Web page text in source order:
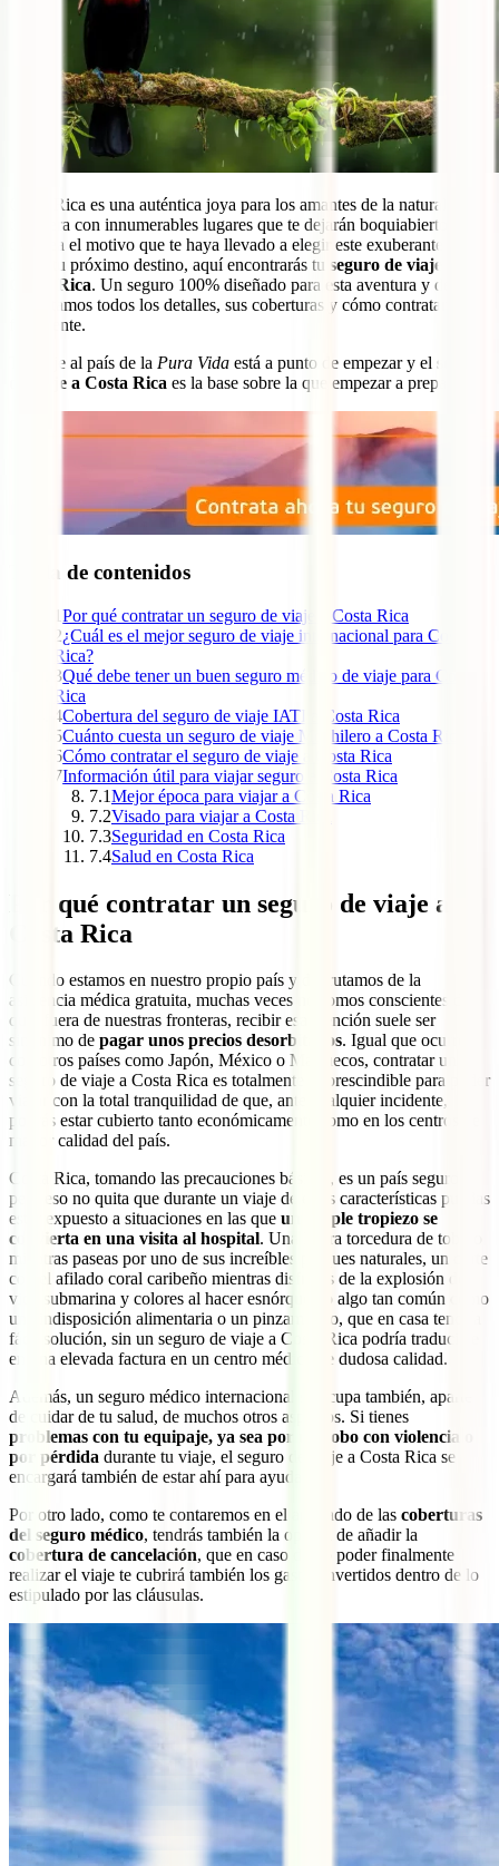
Costa Rica es una auténtica joya para los amantes de la naturaleza y
te espera con innumerables lugares que te dejarán boquiabierto. Sea
cual sea el motivo que te haya llevado a elegir este exuberante país
como tu próximo destino, aquí encontrarás tu seguro de viaje a
Costa Rica. Un seguro 100% diseñado para esta aventura y del que
te contamos todos los detalles, sus coberturas y cómo contratarlo
fácilmente.
Tu viaje al país de la Pura Vida está a punto de empezar y el seguro
de viaje a Costa Rica es la base sobre la que empezar a prepararlo.
Tabla de contenidos
Por qué contratar un seguro de viaje a Costa Rica
2¿Cuál es el mejor seguro de viaje internacional para Costa
Rica?
3Qué debe tener un buen seguro médico de viaje para Costa
Rica
4Cobertura del seguro de viaje IATI a Costa Rica
5Cuánto cuesta un seguro de viaje Mochilero a Costa Rica
6Cómo contratar el seguro de viaje a Costa Rica
7Información útil para viajar seguro a Costa Rica
7.1Mejor época para viajar a Costa Rica
7.2Visado para viajar a Costa Rica
7.3Seguridad en Costa Rica
7.4Salud en Costa Rica
Por qué contratar un seguro de viaje a
Costa Rica
Cuando estamos en nuestro propio país y disfrutamos de la
asistencia médica gratuita, muchas veces no somos conscientes de
que, fuera de nuestras fronteras, recibir esa atención suele ser
sinónimo de pagar unos precios desorbitados. Igual que ocurre
con otros países como Japón, México o Marruecos, contratar un
seguro de viaje a Costa Rica es totalmente imprescindible para poder
viajar con la total tranquilidad de que, ante cualquier incidente,
podrás estar cubierto tanto económicamente como en los centros de
mayor calidad del país.
Costa Rica, tomando las precauciones básicas, es un país seguro,
pero eso no quita que durante un viaje de estas características puedas
estar expuesto a situaciones en las que un simple tropiezo se
convierta en una visita al hospital. Una ligera torcedura de tobillo
mientras paseas por uno de sus increíbles parques naturales, un corte
con el afilado coral caribeño mientras disfrutas de la explosión de
vida submarina y colores al hacer esnórquel, o algo tan común como
una indisposición alimentaria o un pinzamiento, que en casa tendría
fácil solución, sin un seguro de viaje a Costa Rica podría traducirse
en una elevada factura en un centro médico de dudosa calidad.
Además, un seguro médico internacional se ocupa también, aparte
de cuidar de tu salud, de muchos otros aspectos. Si tienes
problemas con tu equipaje, ya sea por un robo con violencia o
por pérdida durante tu viaje, el seguro de viaje a Costa Rica se
encargará también de estar ahí para ayudarte.
Por otro lado, como te contaremos en el apartado de las coberturas
del seguro médico, tendrás también la opción de añadir la
cobertura de cancelación, que en caso de no poder finalmente
realizar el viaje te cubrirá también los gastos invertidos dentro de lo
estipulado por las cláusulas.